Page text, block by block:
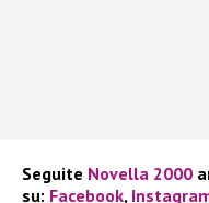
Seguite Novella 2000
su: Facebook,